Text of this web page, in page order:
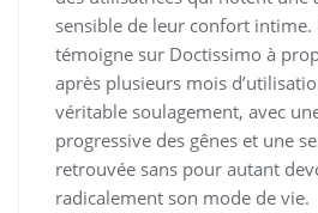
sensible de leur confort intime.
témoigne sur Doctissimo à
après plusieurs mois
véritable soulagement, avec
progressive des gênes et une
retrouvée sans pour autant
radicalement son mode de vie.